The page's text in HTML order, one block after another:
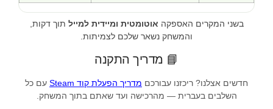
בשני המקרים האספקה אוטומטית ומיידית למייל תוך דקות,
והמשחק נשאר שלכם לצמיתות.
📘 מדריך התקנה
חדשים אצלנו? ריכזנו עבורכם מדריך הפעלת קוד Steam
עם כל
השלבים בעברית — מהרכישה ועד שאתם בתוך המשחק.